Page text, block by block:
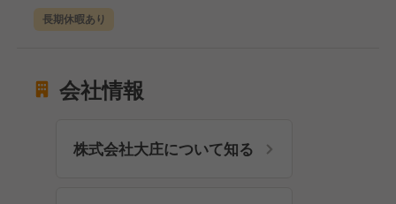
長期休暇あり
会社情報
株式会社大庄について知る